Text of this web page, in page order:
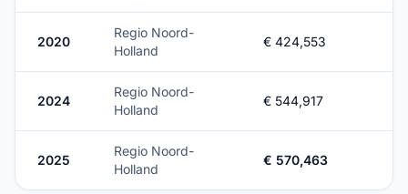
2020
Regio Noord-
Holland
€ 424,553
2024
Regio Noord-
Holland
€ 544,917
2025
Regio Noord-
Holland
€ 570,463